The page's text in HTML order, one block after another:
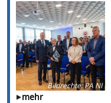
Bildrechte:PA NI
mehr